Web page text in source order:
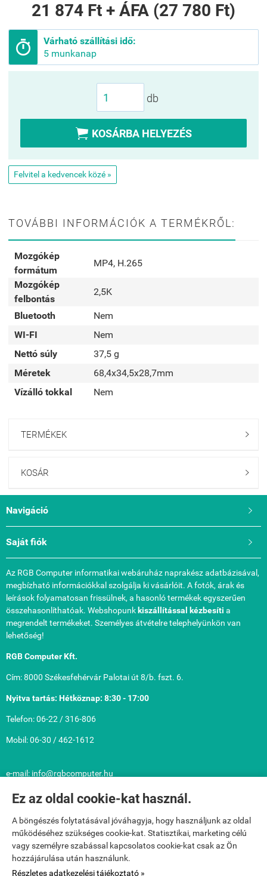
Ez az oldal cookie-kat használ.
A böngészés folytatásával jóváhagyja, hogy használjunk az oldal
működéséhez szükséges cookie-kat. Statisztikai, marketing célú
vagy személyre szabással kapcsolatos cookie-kat csak az Ön
hozzájárulása után használunk.
Részletes adatkezelési tájékoztató »
21 874 Ft + ÁFA (27 780 Ft)

Várható szállítási idő:
5 munkanap
db
 KOSÁRBA HELYEZÉS
Felvitel a kedvencek közé »
TOVÁBBI INFORMÁCIÓK A TERMÉKRŐL:
Mozgókép
formátum
MP4, H.265
Mozgókép
felbontás
2,5K
Bluetooth
Nem
WI-FI
Nem
Nettó súly
37,5 g
Méretek
68,4x34,5x28,7mm
Vízálló tokkal
Nem
TERMÉKEK 
KOSÁR 
Navigáció 
Saját fiók 
Az RGB Computer informatikai webáruház naprakész adatbázisával,
megbízható információkkal szolgálja ki vásárlóit. A fotók, árak és
leírások folyamatosan frissülnek, a hasonló termékek egyszerűen
összehasonlíthatóak. Webshopunkkiszállítással kézbesíti a
megrendelt termékeket. Személyes átvételre telephelyünkön van
lehetőség!
RGB Computer Kft.
Cím: 8000 Székesfehérvár Palotai út 8/b. fszt. 6.
Nyitva tartás: Hétköznap: 8:30 - 17:00
Telefon: 06-22 / 316-806
Mobil: 06-30 / 462-1612
e-mail: info@rgbcomputer.hu
Közérdekű információk: Cégnév: RGB Computer Számítástechnikai
Korlátolt Felelősségű Társaság
Adószám: 13420116-2-07 Cégjegyzékszám: 07-09-010901
Cégbíróság: Fejér Megyei Bíróság mint Cégbíróság
Bankszámla: 10402908-50527048-48671009